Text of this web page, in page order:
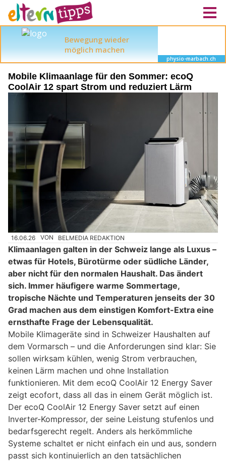
Mobile Klimaanlage für den Sommer: ecoQ
CoolAir 12 spart Strom und reduziert Lärm
16.06.26 VON BELMEDIA REDAKTION
Klimaanlagen galten in der Schweiz lange als Luxus –
etwas für Hotels, Bürotürme oder südliche Länder,
aber nicht für den normalen Haushalt. Das ändert
sich. Immer häufigere warme Sommertage,
tropische Nächte und Temperaturen jenseits der 30
Grad machen aus dem einstigen Komfort-Extra eine
ernsthafte Frage der Lebensqualität.
Mobile Klimageräte sind in Schweizer Haushalten auf
dem Vormarsch – und die Anforderungen sind klar: Sie
sollen wirksam kühlen, wenig Strom verbrauchen,
keinen Lärm machen und ohne Installation
funktionieren. Mit dem ecoQ CoolAir 12 Energy Saver
zeigt ecofort, dass all das in einem Gerät möglich ist.
Der ecoQ CoolAir 12 Energy Saver setzt auf einen
Inverter-Kompressor, der seine Leistung stufenlos und
bedarfsgerecht regelt. Anders als herkömmliche
Systeme schaltet er nicht einfach ein und aus, sondern
passt sich kontinuierlich an den tatsächlichen